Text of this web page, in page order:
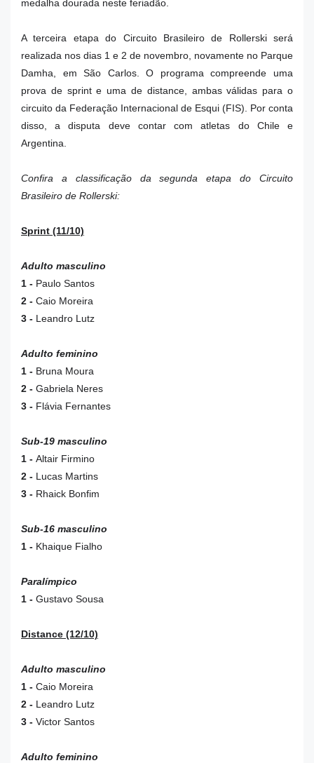
medalha dourada neste feriadão.
A terceira etapa do Circuito Brasileiro de Rollerski será
realizada nos dias 1 e 2 de novembro, novamente no Parque
Damha, em São Carlos. O programa compreende uma
prova de sprint e uma de distance, ambas válidas para o
circuito da Federação Internacional de Esqui (FIS). Por conta
disso, a disputa deve contar com atletas do Chile e
Argentina.
Confira a classificação da segunda etapa do Circuito
Brasileiro de Rollerski:
Sprint (11/10)
Adulto masculino
1 - Paulo Santos
2 - Caio Moreira
3 - Leandro Lutz
Adulto feminino
1 - Bruna Moura
2 - Gabriela Neres
3 - Flávia Fernantes
Sub-19 masculino
1 - Altair Firmino
2 - Lucas Martins
3 - Rhaick Bonfim
Sub-16 masculino
1 - Khaique Fialho
Paralímpico
1 - Gustavo Sousa
Distance (12/10)
Adulto masculino
1 - Caio Moreira
2 - Leandro Lutz
3 - Victor Santos
Adulto feminino